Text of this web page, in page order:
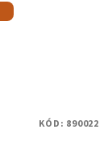
KÓD: 890022